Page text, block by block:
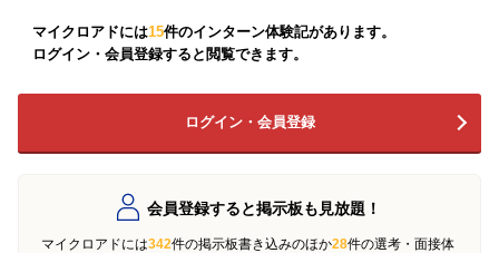
マイクロアドには15件のインターン体験記があります。
ログイン・会員登録すると閲覧できます。
ログイン・会員登録
会員登録すると掲示板も見放題！
マイクロアドには342件の掲示板書き込みのほか28件の選考・面接体